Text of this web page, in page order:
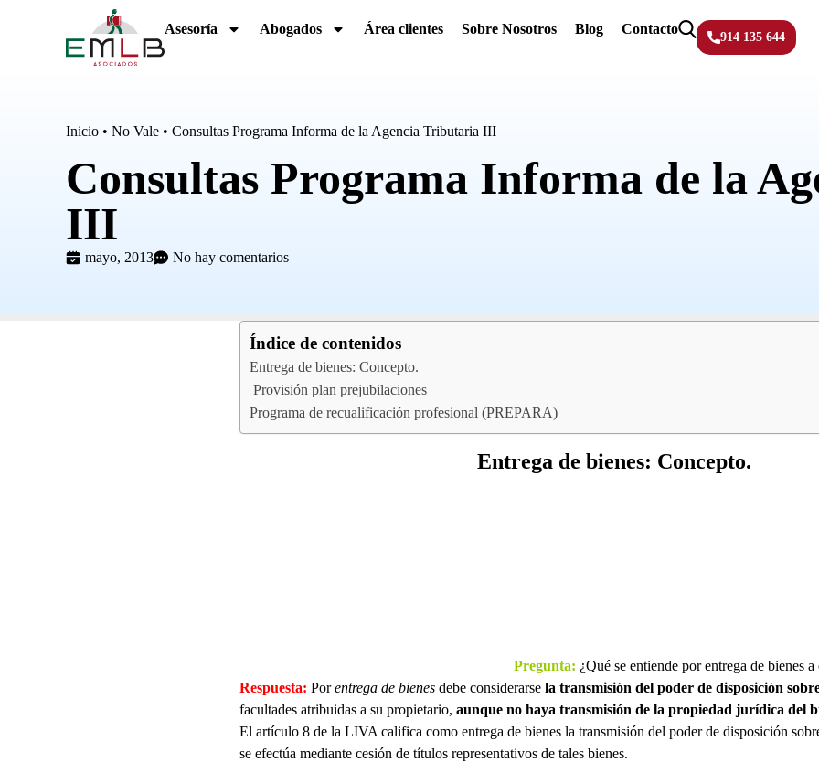
Asesoría Abogados Área clientes Sobre Nosotros Blog Contacto
914 135 644
Inicio • No Vale • Consultas Programa Informa de la Agencia Tributaria III
Consultas Programa Informa de la
III
mayo, 2013 No hay comentarios
Índice de contenidos
Entrega de bienes: Concepto.
Provisión plan prejubilaciones
Programa de recualificación profesional (PREPARA)
Entrega de bienes: Concepto.
Pregunta: ¿Qué se entiende por entrega de bienes
Respuesta: Porentrega de bienes debe considerarse la transmisión del poder de disposición
facultades atribuidas a su propietario, aunque no haya transmisión de la propiedad jurídica del
El artículo 8 de la LIVA califica como entrega de bienes la transmisión del poder de disposición
se efectúa mediante cesión de títulos representativos de tales bienes.